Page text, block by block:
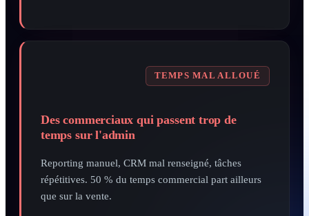
TEMPS MAL ALLOUÉ
Des commerciaux qui passent trop de
temps sur l'admin
Reporting manuel, CRM mal renseigné, tâches
répétitives. 50 % du temps commercial part ailleurs
que sur la vente.